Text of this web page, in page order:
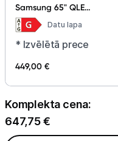
Samsung 65" QLED
Q7F 4K Vision AI
Smart TV (2025)
QE65Q7FAAUXXH
Datu lapa
* Izvēlētā prece
449,00 €
Komplekta cena:
647,75€